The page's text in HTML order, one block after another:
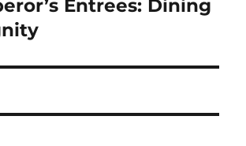
Entrees: Dining